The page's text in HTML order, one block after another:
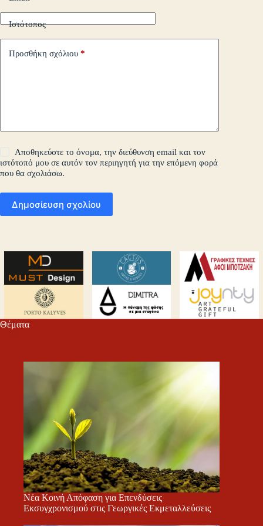
Ιστότοπος
Προσθήκη σχόλιου *
Αποθηκεύστε το όνομα, την διεύθυνση email και τον
ιστότοπό μου σε αυτόν τον περιηγητή για την επόμενη φορά
που θα σχολιάσω.
Δημοσίευση σχολίου
Θέματα
Νέα Κοινή Απόφαση για Επενδύσεις
Εκσυγχρονισμού στις Γεωργικές Εκμεταλλεύσεις